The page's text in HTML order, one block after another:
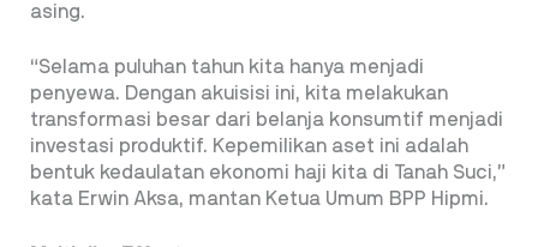
asing.
“Selama puluhan tahun kita hanya menjadi
penyewa. Dengan akuisisi ini, kita melakukan
transformasi besar dari belanja konsumtif menjadi
investasi produktif. Kepemilikan aset ini adalah
bentuk kedaulatan ekonomi haji kita di Tanah Suci,”
kata Erwin Aksa, mantan Ketua Umum BPP Hipmi.